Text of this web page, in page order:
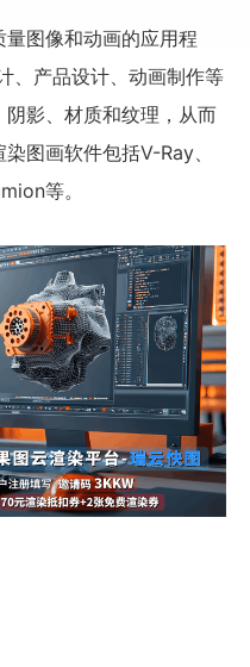
图像和动画的应用程
、产品设计、动画制作等
影、材质和纹理，从而
图画软件包括V-Ray、
等。